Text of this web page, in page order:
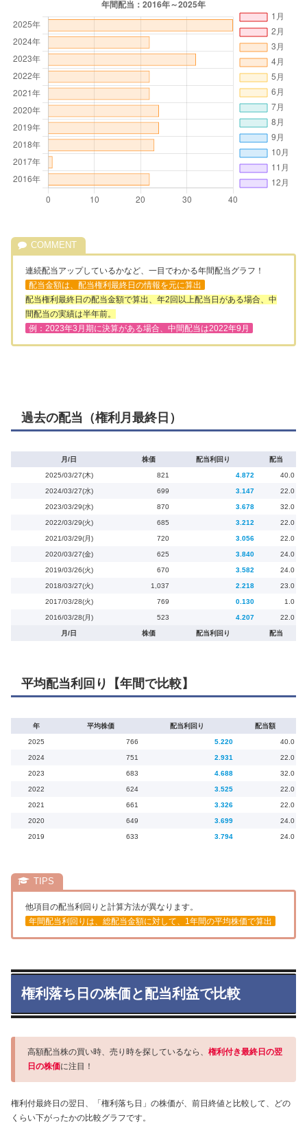
連続配当アップしているかなど、一目でわかる年間配当グラフ！
配当金額は、配当権利最終日の情報を元に算出
配当権利最終日の配当金額で算出、年2回以上配当日がある場合、中
間配当の実績は半年前。
例：2023年3月期に決算がある場合、中間配当は2022年9月
過去の配当（権利月最終日）
月/日 株価 配当利回り 配当
2025/03/27(木) 821 4.872 40.0
2024/03/27(水) 699 3.147 22.0
2023/03/29(水) 870 3.678 32.0
2022/03/29(火) 685 3.212 22.0
2021/03/29(月) 720 3.056 22.0
2020/03/27(金) 625 3.840 24.0
2019/03/26(火) 670 3.582 24.0
2018/03/27(火) 1,037 2.218 23.0
2017/03/28(火) 769 0.130 1.0
2016/03/28(月) 523 4.207 22.0
月/日 株価 配当利回り 配当
平均配当利回り【年間で比較】
年 平均株価 配当利回り 配当額
2025 766 5.220 40.0
2024 751 2.931 22.0
2023 683 4.688 32.0
2022 624 3.525 22.0
2021 661 3.326 22.0
2020 649 3.699 24.0
2019 633 3.794 24.0
他項目の配当利回りと計算方法が異なります。
年間配当利回りは、総配当金額に対して、1年間の平均株価で算出
権利落ち日の株価と配当利益で比較
高額配当株の買い時、売り時を探しているなら、 権利付き最終日の翌
日の株価に注目！
権利付最終日の翌日、「権利落ち日」の株価が、前日終値と比較して、どの
くらい下がったかの比較グラフです。